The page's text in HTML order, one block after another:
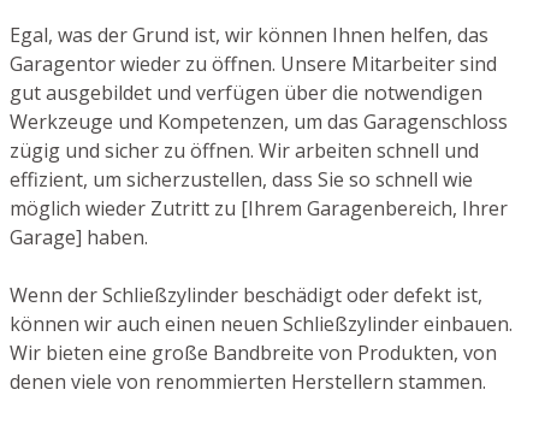
Egal, was der Grund ist, wir können Ihnen helfen, das
Garagentor wieder zu öffnen. Unsere Mitarbeiter sind
gut ausgebildet und verfügen über die notwendigen
Werkzeuge und Kompetenzen, um das Garagenschloss
zügig und sicher zu öffnen. Wir arbeiten schnell und
effizient, um sicherzustellen, dass Sie so schnell wie
möglich wieder Zutritt zu [Ihrem Garagenbereich, Ihrer
Garage] haben.
Wenn der Schließzylinder beschädigt oder defekt ist,
können wir auch einen neuen Schließzylinder einbauen.
Wir bieten eine große Bandbreite von Produkten, von
denen viele von renommierten Herstellern stammen.